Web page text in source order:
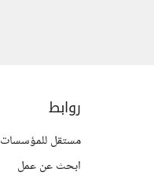
روابط
مستقل للمؤسسات
ابحث عن عمل